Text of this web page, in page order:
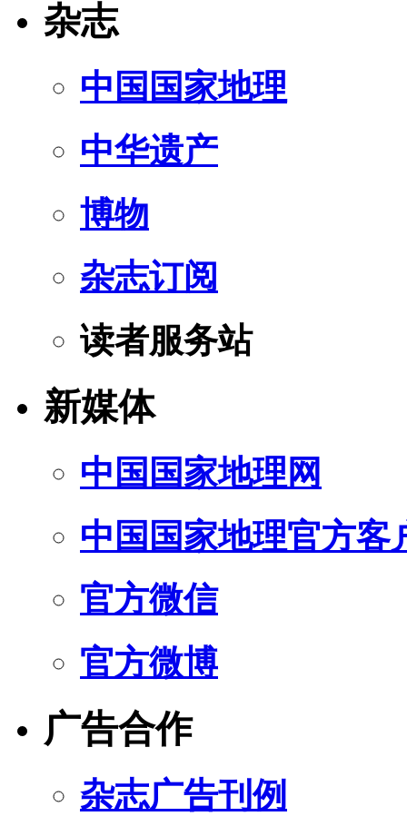
杂志
中国国家地理
中华遗产
博物
杂志订阅
读者服务站
新媒体
中国国家地理网
中国国家地理官方客
官方微信
官方微博
广告合作
杂志广告刊例